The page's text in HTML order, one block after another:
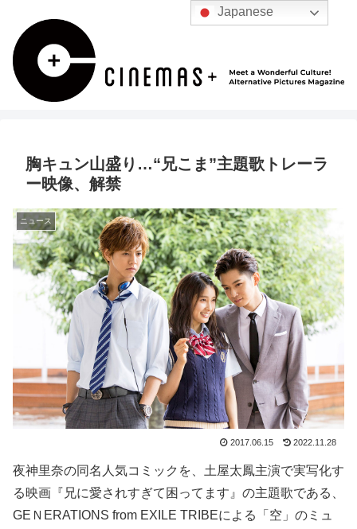
胸キュン山盛り…“兄こま”主題歌トレーラ
ー映像、解禁
ニュース
2017.06.15 2022.11.28
夜神里奈の同名人気コミックを、土屋太鳳主演で実写化す
る映画『兄に愛されすぎて困ってます』の主題歌である、
GEＮERATIONS from EXILE TRIBEによる「空」のミュ
Japanese